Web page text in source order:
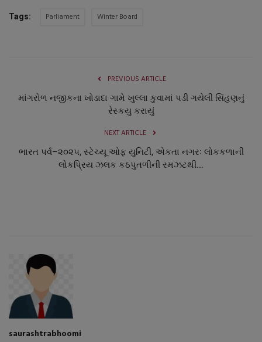
Tags: Parliament Winter Board
PREVIOUS ARTICLE
માંગરોળ નજીકના ખોડાદા ગામે ખુલ્લા કુવામાં પડી ગયેલી સિંહણનું
રેસ્કયુ કરાયું
NEXT ARTICLE
ભારત પર્વ–૨૦૨૫, સ્ટેચ્યૂ ઓફ યુનિટી, એકતા નગરઃ લોકકળાની
લોકપ્રિય ઝલક કઠપુતળીની રમઝટથી...
saurashtrabhoomi